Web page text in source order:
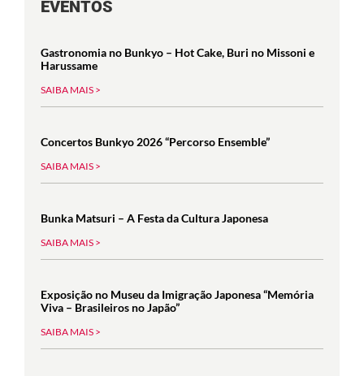
EVENTOS
Gastronomia no Bunkyo – Hot Cake, Buri no Missoni e
Harussame
SAIBA MAIS >
Concertos Bunkyo 2026 “Percorso Ensemble”
SAIBA MAIS >
Bunka Matsuri – A Festa da Cultura Japonesa
SAIBA MAIS >
Exposição no Museu da Imigração Japonesa “Memória
Viva – Brasileiros no Japão”
SAIBA MAIS >